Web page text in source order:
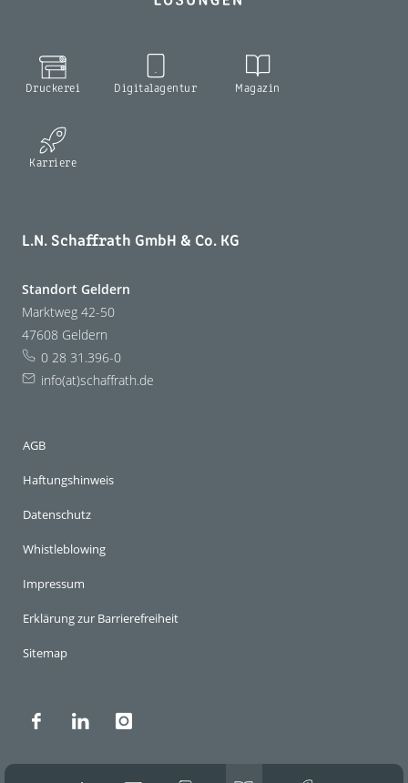
Druckerei Digitalagentur Magazin
Karriere
L.N. Schaffrath GmbH & Co. KG
Standort Geldern
Marktweg 42-50
47608 Geldern
0 28 31.396-0
info(at)schaffrath.de
AGB
Haftungshinweis
Datenschutz
Whistleblowing
Impressum
Erklärung zur Barrierefreiheit
Sitemap